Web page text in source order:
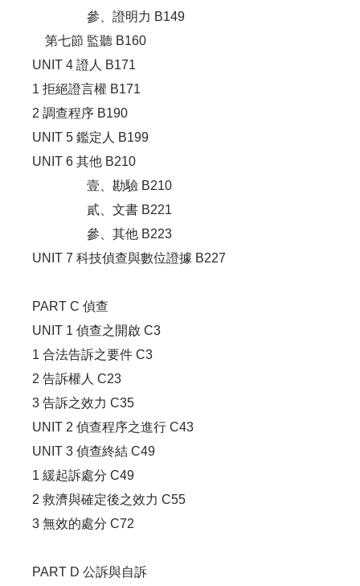
參、證明力 B149
第七節 監聽 B160
UNIT 4 證人 B171
1 拒絕證言權 B171
2 調查程序 B190
UNIT 5 鑑定人 B199
UNIT 6 其他 B210
壹、勘驗 B210
貳、文書 B221
參、其他 B223
UNIT 7 科技偵查與數位證據 B227
PART C 偵查
UNIT 1 偵查之開啟 C3
1 合法告訴之要件 C3
2 告訴權人 C23
3 告訴之效力 C35
UNIT 2 偵查程序之進行 C43
UNIT 3 偵查終結 C49
1 緩起訴處分 C49
2 救濟與確定後之效力 C55
3 無效的處分 C72
PART D 公訴與自訴